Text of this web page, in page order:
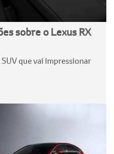
sobre o Lexus RX
que vai impressionar